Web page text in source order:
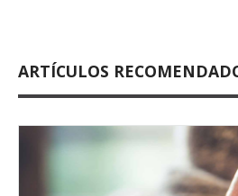
ARTÍCULOS